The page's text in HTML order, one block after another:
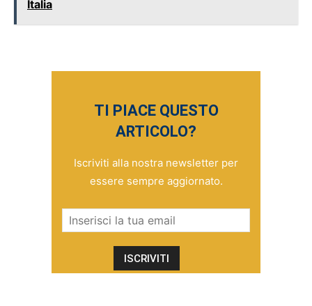
Italia
TI PIACE QUESTO
ARTICOLO?
Iscriviti alla nostra newsletter per
essere sempre aggiornato.